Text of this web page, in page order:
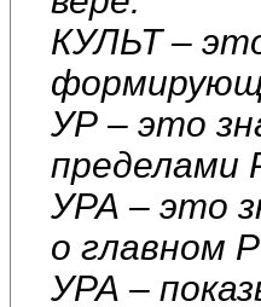
КУЛЬТ –
УР – это
пределами
УРА – это
о главном
УРА –